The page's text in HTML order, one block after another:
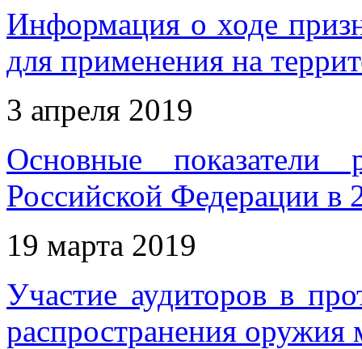
Информация о ходе
для применения на
3 апреля 2019
Основные показатели
Российской Федерации в
19 марта 2019
Участие аудиторов в
распространения оружия